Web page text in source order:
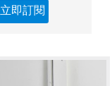
立即訂閱